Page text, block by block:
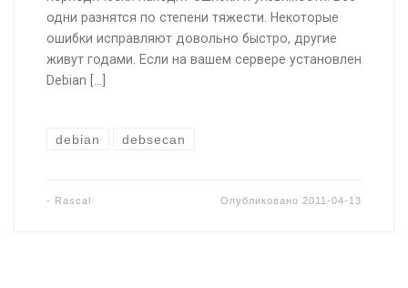
одни разнятся по степени тяжести. Некоторые
ошибки исправляют довольно быстро, другие
живут годами. Если на вашем сервере установлен
Debian […]
debian debsecan
- Rascal Опубликовано 2011-04-13